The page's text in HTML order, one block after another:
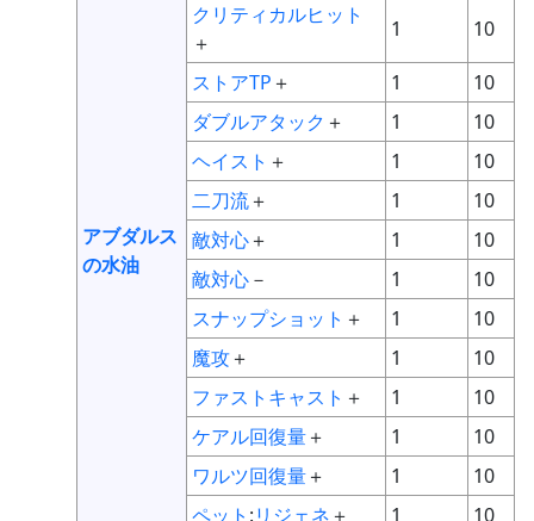
アブダルス
の水油
クリティカルヒット
＋
1 10
ストアTP ＋ 1
10
ダブルアタック ＋ 1
10
ヘイスト ＋ 1
10
二刀流＋ 1
10
敵対心＋ 1
10
敵対心－ 1
10
スナップショット ＋ 1
10
魔攻＋ 1
10
ファストキャスト ＋ 1
10
ケアル回復量＋ 1
10
ワルツ回復量＋ 1
10
ペット :リジェネ ＋ 1 10